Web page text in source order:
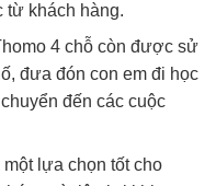
từ khách hàng.
4 chỗ còn được sử
đưa đón con em đi học
đến các cuộc
lựa chọn tốt cho